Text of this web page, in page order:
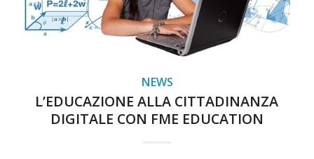
NEWS
L’EDUCAZIONE ALLA CITTADINANZA
DIGITALE CON FME EDUCATION